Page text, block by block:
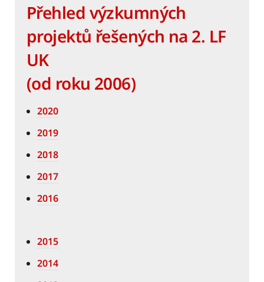
Přehled výzkumných
projektů řešených na 2. LF
UK
(od roku 2006)
2020
2019
2018
2017
2016
2015
2014